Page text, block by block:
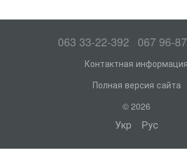
063 33-22-392 067 96-
Контактная информация
Полная версия сайта
© 2026
Укр Рус